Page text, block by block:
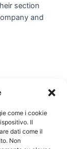
come i cookie
Il
dati come il
Non
section
and